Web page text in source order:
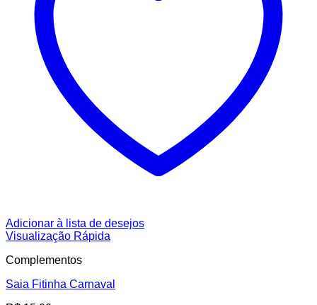
Adicionar à lista de desejos
Visualização Rápida
Complementos
Saia Fitinha Carnaval